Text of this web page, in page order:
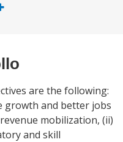
are the following:
growth and better jobs
mobilization, (ii)
and skill